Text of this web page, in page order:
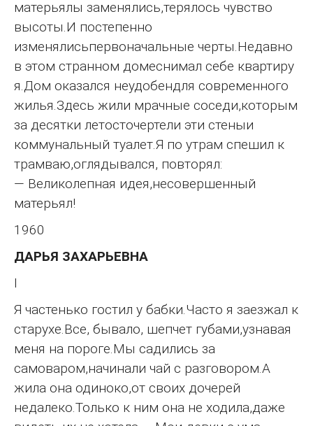
матерьялы заменялись,терялось чувство
высоты.И постепенно
изменялисьпервоначальные черты.Недавно
в этом странном домеснимал себе квартиру
я.Дом оказался неудобендля современного
жилья.Здесь жили мрачные соседи,которым
за десятки летосточертели эти стеныи
коммунальный туалет.Я по утрам спешил к
трамваю,оглядывался, повторял:
— Великолепная идея,несовершенный
матерьял!
1960
ДАРЬЯ ЗАХАРЬЕВНА
I
Я частенько гостил у бабки.Часто я заезжал к
старухе.Все, бывало, шепчет губами,узнавая
меня на пороге.Мы садились за
самоваром,начинали чай с разговором.А
жила она одиноко,от своих дочерей
недалеко.Только к ним она не ходила,даже